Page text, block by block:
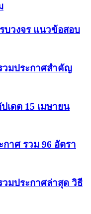
บวงจร แนวข้อสอบ
วมประกาศสำคัญ
เดต 15 เมษายน
กาศ รวม 96 อัตรา
วมประกาศล่าสุด วิธี